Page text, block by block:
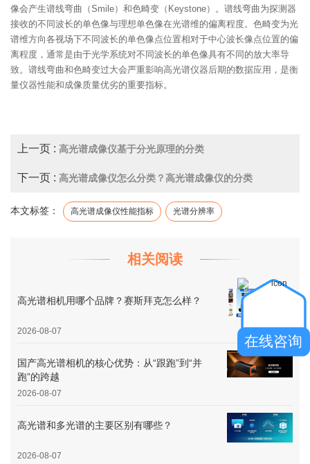
像会产生谱线弯曲（Smile）和色畸变（Keystone）。谱线弯曲为探测器
接收的不同波长的单色像与理想单色像在光谱维的偏离程度。色畸变为光
谱维方向各视场下不同波长的单色像点位置相对于中心波长像点位置的偏
离程度，通常是由于光学系统对不同波长的单色像具有不同的放大率导
致。谱线弯曲和色畸变过大会严重影响高光谱仪器后期的数据应用，是衡
量仪器性能和成像质量优劣的重要指标。
上一页 : 高光谱成像仪基于分光原理的分类
下一页 : 高光谱成像仪怎么分类？高光谱成像仪的分类
本文标签： 高光谱成像仪性能指标 光谱分辨率
相关阅读
高光谱相机用哪个品牌？赛斯拜克怎么样？
2026-08-07
国产高光谱相机的核心优势：从“跟跑”到“并
跑”的跨越
2026-08-07
高光谱和多光谱的主要区别有哪些？
2026-08-07
在线咨询